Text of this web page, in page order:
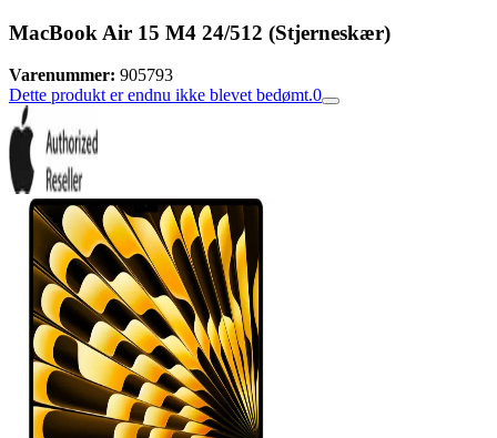
MacBook Air 15 M4 24/512 (Stjerneskær)
Varenummer: 905793
Dette produkt er endnu ikke blevet bedømt.0